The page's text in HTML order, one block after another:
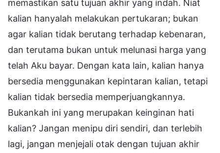
memastikan satu tujuan akhir yang indah. Niat
kalian hanyalah melakukan pertukaran; bukan
agar kalian tidak berutang terhadap kebenaran,
dan terutama bukan untuk melunasi harga yang
telah Aku bayar. Dengan kata lain, kalian hanya
bersedia menggunakan kepintaran kalian, tetapi
kalian tidak bersedia memperjuangkannya.
Bukankah ini yang merupakan keinginan hati
kalian? Jangan menipu diri sendiri, dan terlebih
lagi, jangan menjejali otak dengan tujuan akhir